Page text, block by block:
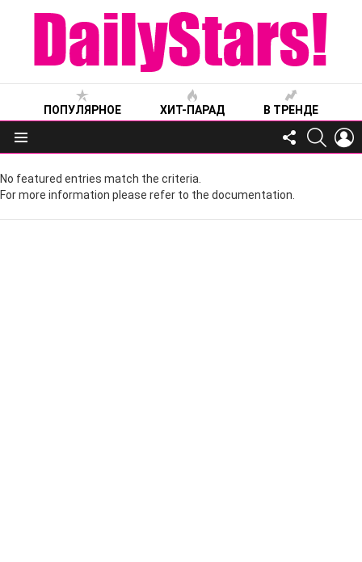
ПОПУЛЯРНОЕ ХИТ-ПАРАД В ТРЕНДЕ
Меню
FOLLOW
US
No featured entries match the criteria.
For more information please refer to the documentation.